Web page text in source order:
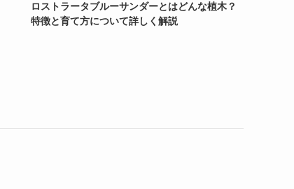
ロストラータブルーサンダーとはどんな植木？
特徴と育て方について詳しく解説